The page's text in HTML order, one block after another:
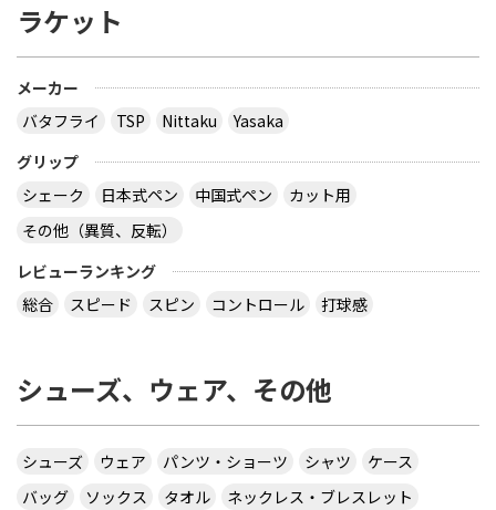
ラケット
メーカー
バタフライ
TSP Nittaku
Yasaka
グリップ
シェーク
日本式ペン 中国式ペン
カット用
その他（異質、反転）
レビューランキング
総合
スピード スピン コントロール 打球感
シューズ、ウェア、その他
シューズ ウェア パンツ・ショーツ シャツ
ケース
バッグ
ソックス タオル
ネックレス・ブレスレット